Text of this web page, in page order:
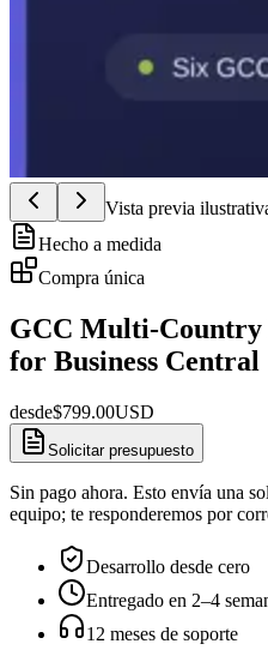
Vista previa
Hecho a medida
Compra única
GCC Multi-
for Business Central
desde$799.00USD
Solicitar presupuesto
Sin pago ahora. Esto envía una
equipo; te responderemos por
Desarrollo desde cero
Entregado en 2–4
12 meses de soporte